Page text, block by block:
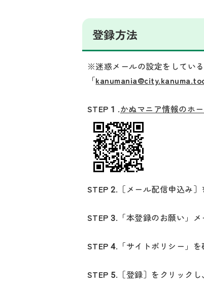
登録方法
※迷惑メールの設定をしている
「
STEP 1 .かぬマニア情報のホ
STEP 2. ［メール配信申込み］
STEP 3. 「本登録のお願い」
STEP 4. 「サイトポリシー」
STEP 5. ［登録］をクリック